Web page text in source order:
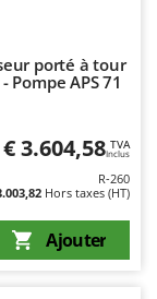
porté à tour
APS 71
€ 3.604,58 TVA
Inclus
R-260
Hors taxes (HT)
Ajouter